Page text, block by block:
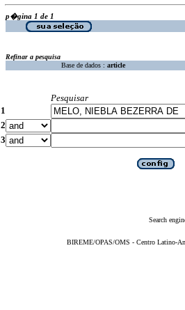
p�gina 1 de 1
Refinar a pesquisa
Base de dados : article
Pesquisar
1
2
3
Search
BIREME/OPAS/OMS - Centro Latino-